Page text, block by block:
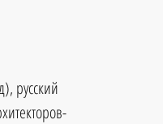
русский